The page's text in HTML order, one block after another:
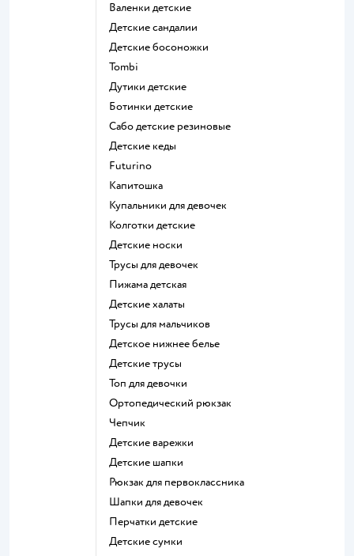
Валенки детские
Детские сандалии
Детские босоножки
Tombi
Дутики детские
Ботинки детские
Сабо детские резиновые
Детские кеды
Futurino
Капитошка
Купальники для девочек
Колготки детские
Детские носки
Трусы для девочек
Пижама детская
Детские халаты
Трусы для мальчиков
Детское нижнее белье
Детские трусы
Топ для девочки
Ортопедический рюкзак
Чепчик
Детские варежки
Детские шапки
Рюкзак для первоклассника
Шапки для девочек
Перчатки детские
Детские сумки